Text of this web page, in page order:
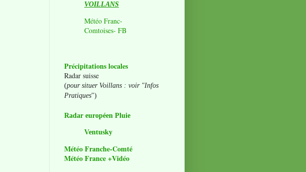
VOILLANS
Météo Franc-
Comtoises- FB
Précipitations locales
Radar suisse
(pour situer Voillans : voir "Infos
Pratiques")
Radar européen Pluie
Ventusky
Météo Franche-Comté
Météo France +Vidéo